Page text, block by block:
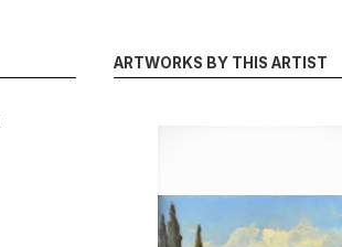
ARTWORKS BY THIS ARTIST